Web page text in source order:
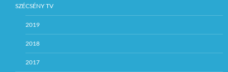
SZÉCSÉNY TV
2019
2018
2017